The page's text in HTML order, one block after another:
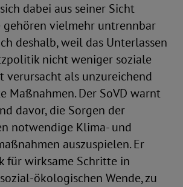
dabei aus seiner Sicht
gehören vielmehr untrennbar
deshalb, weil das Unterlassen
nicht weniger soziale
verursacht als unzureichend
Maßnahmen. Der SoVD warnt
davor, die Sorgen der
notwendige Klima- und
auszuspielen. Er
für wirksame Schritte in
ökologischen Wende, zu